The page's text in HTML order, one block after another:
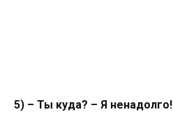
5) – Ты куда? – Я ненадолго!